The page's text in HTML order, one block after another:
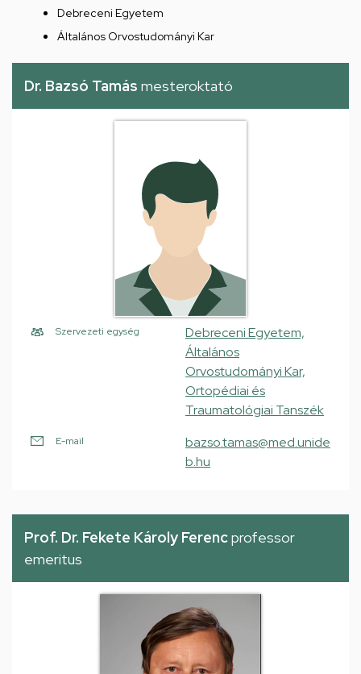
Debreceni Egyetem
Általános Orvostudományi Kar
Dr. Bazsó Tamás mesteroktató
Szervezeti egység
Debreceni Egyetem,
Általános
Orvostudományi Kar,
Ortopédiai és
Traumatológiai Tanszék
E-mail
bazso.tamas@med.unide
b.hu
Prof. Dr. Fekete Károly Ferencprofessor
emeritus